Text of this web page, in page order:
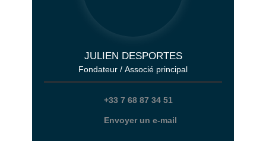
JULIEN DESPORTES
Fondateur / Associé principal
+33 7 68 87 34 51
Envoyer un e-mail